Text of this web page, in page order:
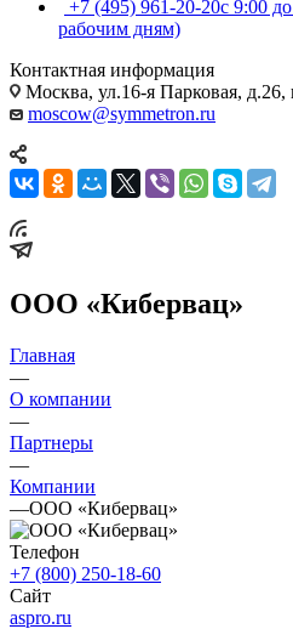
+7 (495) 961-20-20с 9:00
рабочим дням)
Контактная информация
Москва, ул.16-я Парковая, д.26,
moscow@symmetron.ru
ООО «Кибервац»
Главная
—
О компании
—
Партнеры
—
Компании
—ООО «Кибервац»
Телефон
+7 (800) 250-18-60
Сайт
aspro.ru